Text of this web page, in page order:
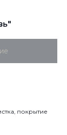
покрытие